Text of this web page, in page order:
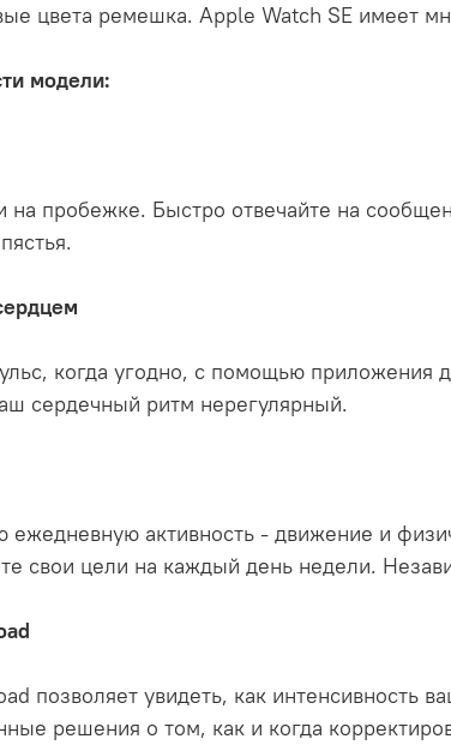
цвета ремешка. Apple Watch SE имеет
модели:
на пробежке. Быстро отвечайте на
когда угодно, с помощью
сердечный ритм нерегулярный.
ежедневную активность - движение и
свои цели на каждый день недели.
позволяет увидеть, как
решения о том, как и когда